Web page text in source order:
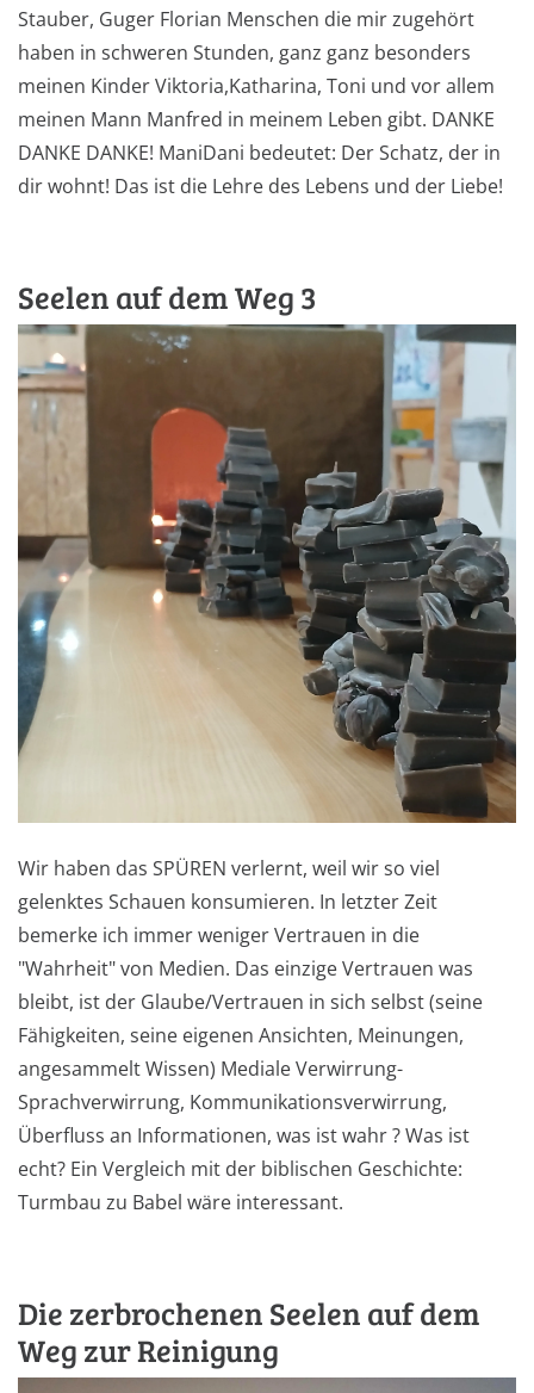
Stauber, Guger Florian Menschen die mir zugehört
haben in schweren Stunden, ganz ganz besonders
meinen Kinder Viktoria,Katharina, Toni und vor allem
meinen Mann Manfred in meinem Leben gibt. DANKE
DANKE DANKE! ManiDani bedeutet: Der Schatz, der in
dir wohnt! Das ist die Lehre des Lebens und der Liebe!
Seelen auf dem Weg 3
Wir haben das SPÜREN verlernt, weil wir so viel
gelenktes Schauen konsumieren. In letzter Zeit
bemerke ich immer weniger Vertrauen in die
"Wahrheit" von Medien. Das einzige Vertrauen was
bleibt, ist der Glaube/Vertrauen in sich selbst (seine
Fähigkeiten, seine eigenen Ansichten, Meinungen,
angesammelt Wissen) Mediale Verwirrung-
Sprachverwirrung, Kommunikationsverwirrung,
Überfluss an Informationen, was ist wahr ? Was ist
echt? Ein Vergleich mit der biblischen Geschichte:
Turmbau zu Babel wäre interessant.
Die zerbrochenen Seelen auf dem
Weg zur Reinigung